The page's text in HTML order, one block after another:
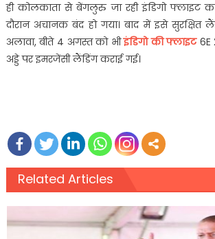
ही कोलकाता से बेंगलुरु जा रही इंडिगो
दौरान अचानक बंद हो गया। बाद में इसे सुरक्षित
अलावा, बीते 4 अगस्‍त को भीइंडिगो की फ्लाइट6E
अड्डे पर इमरजेंसी लैंडिंग कराई गई।
Related Articles